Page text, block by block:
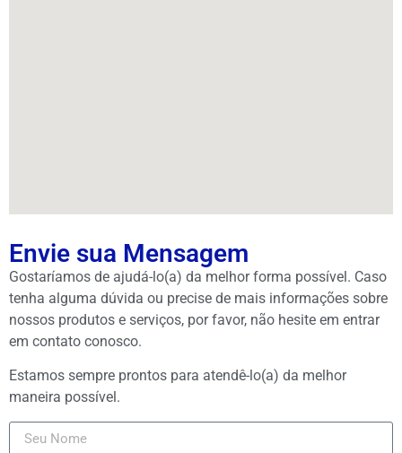
Envie sua Mensagem
Gostaríamos de ajudá-lo(a) da melhor forma possível. Caso
tenha alguma dúvida ou precise de mais informações sobre
nossos produtos e serviços, por favor, não hesite em entrar
em contato conosco.
Estamos sempre prontos para atendê-lo(a) da melhor
maneira possível.